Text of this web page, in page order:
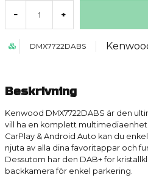
- +
DMX7722DABS
Beskrivning
Kenwood DMX7722DABS är den
vill ha en komplett
CarPlay & Android Auto kan du
njuta av alla dina favoritappar och
Dessutom har den DAB+ för
backkamera för enkel parkering.